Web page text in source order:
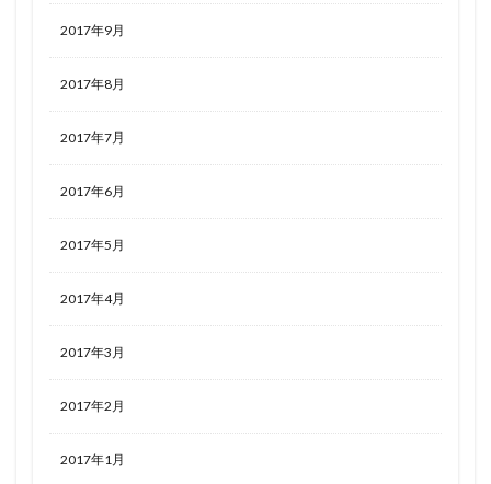
2017年9月
2017年8月
2017年7月
2017年6月
2017年5月
2017年4月
2017年3月
2017年2月
2017年1月